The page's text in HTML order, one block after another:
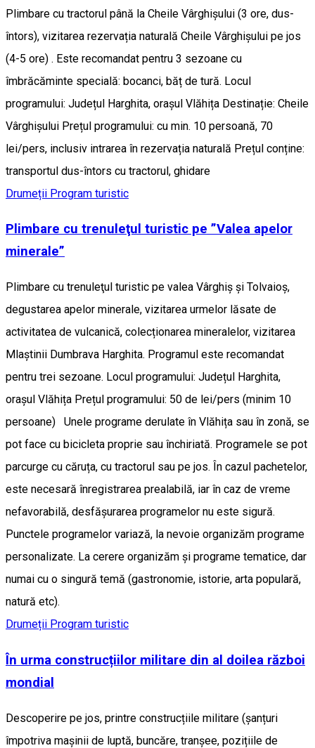
Plimbare cu tractorul până la Cheile Vârghișului (3 ore, dus-
întors), vizitarea rezervația naturală Cheile Vârghișului pe jos
(4-5 ore) . Este recomandat pentru 3 sezoane cu
îmbrăcăminte specială: bocanci, băț de tură. Locul
programului: Județul Harghita, orașul Vlăhița Destinație: Cheile
Vârghișului Prețul programului: cu min. 10 persoană, 70
lei/pers, inclusiv intrarea în rezervația naturală Prețul conține:
transportul dus-întors cu tractorul, ghidare
Drumeții Program turistic
Plimbare cu trenuleţul turistic pe ”Valea apelor
minerale”
Plimbare cu trenuleţul turistic pe valea Vârghiș și Tolvaioș,
degustarea apelor minerale, vizitarea urmelor lăsate de
activitatea de vulcanică, colecționarea mineralelor, vizitarea
Mlaștinii Dumbrava Harghita. Programul este recomandat
pentru trei sezoane. Locul programului: Județul Harghita,
orașul Vlăhița Prețul programului: 50 de lei/pers (minim 10
persoane) Unele programe derulate în Vlăhița sau în zonă, se
pot face cu bicicleta proprie sau închiriată. Programele se pot
parcurge cu căruța, cu tractorul sau pe jos. În cazul pachetelor,
este necesară înregistrarea prealabilă, iar în caz de vreme
nefavorabilă, desfășurarea programelor nu este sigură.
Punctele programelor variază, la nevoie organizăm programe
personalizate. La cerere organizăm și programe tematice, dar
numai cu o singură temă (gastronomie, istorie, arta populară,
natură etc).
Drumeții Program turistic
În urma construcțiilor militare din al doilea război
mondial
Descoperire pe jos, printre construcțiile militare (șanțuri
împotriva mașinii de luptă, buncăre, tranșee, pozițiile de